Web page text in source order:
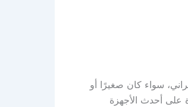
سواء كان صغيرًا أو
على أحدث الأجهزة